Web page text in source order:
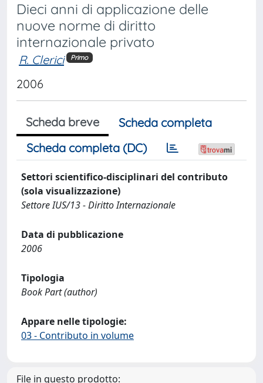
Dieci anni di applicazione delle
nuove norme di diritto
internazionale privato
R. Clerici Primo
2006
Scheda breve
Scheda completa
Scheda completa (DC)
Settori scientifico-disciplinari del contributo
(sola visualizzazione)
Settore IUS/13 - Diritto Internazionale
Data di pubblicazione
2006
Tipologia
Book Part (author)
Appare nelle tipologie:
03 - Contributo in volume
File in questo prodotto: